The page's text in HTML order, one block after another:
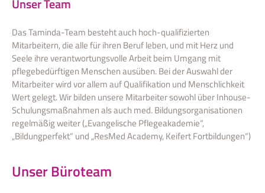
Unser Team
Das Taminda-Team besteht auch hoch-qualifizierten
Mitarbeitern, die alle für ihren Beruf leben, und mit Herz und
Seele ihre verantwortungsvolle Arbeit beim Umgang mit
pflegebedürftigen Menschen ausüben. Bei der Auswahl der
Mitarbeiter wird vor allem auf Qualifikation und Menschlichkeit
Wert gelegt. Wir bilden unsere Mitarbeiter sowohl über Inhouse-
Schulungsmaßnahmen als auch med. Bildungsorganisationen
regelmäßig weiter („Evangelische Pflegeakademie“,
„Bildungperfekt“ und „ResMed Academy, Keifert Fortbildungen“)
Unser Büroteam